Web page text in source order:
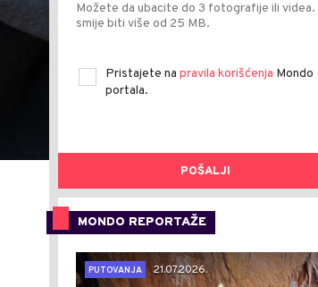
Možete da ubacite do 3 fotografije ili videa.
smije biti više od 25 MB.
Pristajete na pravila korišćenja Mondo
portala.
POŠALJI
MONDO REPORTAŽE
PUTOVANJA
21.07.2026.